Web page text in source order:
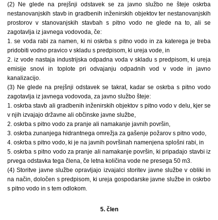
(2) Ne glede na prejšnji odstavek se za javno službo ne šteje oskrba
nestanovanjskih stavb in gradbenih inženirskih objektov ter nestanovanjskih
prostorov v stanovanjskih stavbah s pitno vodo ne glede na to, ali se
zagotavlja iz javnega vodovoda, če:
1. se voda rabi za namen, ki ni oskrba s pitno vodo in za katerega je treba
pridobiti vodno pravico v skladu s predpisom, ki ureja vode, in
2. iz vode nastaja industrijska odpadna voda v skladu s predpisom, ki ureja
emisije snovi in toplote pri odvajanju odpadnih vod v vode in javno
kanalizacijo.
(3) Ne glede na prejšnji odstavek se takrat, kadar se oskrba s pitno vodo
zagotavlja iz javnega vodovoda, za javno službo šteje:
1. oskrba stavb ali gradbenih inženirskih objektov s pitno vodo v delu, kjer se
v njih izvajajo državne ali občinske javne službe,
2. oskrba s pitno vodo za pranje ali namakanje javnih površin,
3. oskrba zunanjega hidrantnega omrežja za gašenje požarov s pitno vodo,
4. oskrba s pitno vodo, ki je na javnih površinah namenjena splošni rabi, in
5. oskrba s pitno vodo za pranje ali namakanje površin, ki pripadajo stavbi iz
prvega odstavka tega člena, če letna količina vode ne presega 50 m3.
(4) Storitve javne službe opravljajo izvajalci storitev javne službe v obliki in
na način, določen s predpisom, ki ureja gospodarske javne službe in oskrbo
s pitno vodo in s tem odlokom.
5. člen